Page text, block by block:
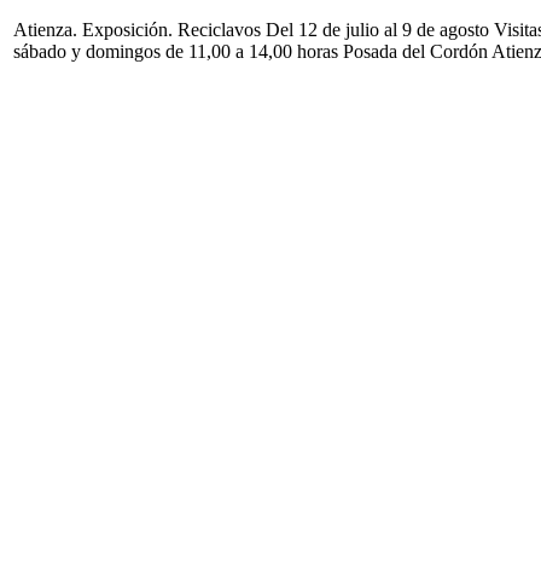
Atienza. Exposición. Reciclavos Del 12 de julio al 9 de agosto
sábado y domingos de 11,00 a 14,00 horas Posada del Cordón